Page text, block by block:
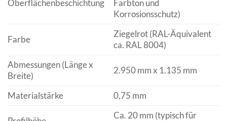
Oberflächenbeschichtung
Farbton und
Korrosionsschutz)
Farbe
Ziegelrot (RAL-Äquivalent
ca. RAL 8004)
Abmessungen (Länge x
Breite)
2.950 mm x 1.135 mm
Materialstärke 0,75 mm
Ca. 20 mm (typisch für